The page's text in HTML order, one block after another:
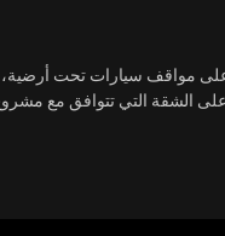
على مواقف سيارات تحت
على الشقة التي تتوافق مع